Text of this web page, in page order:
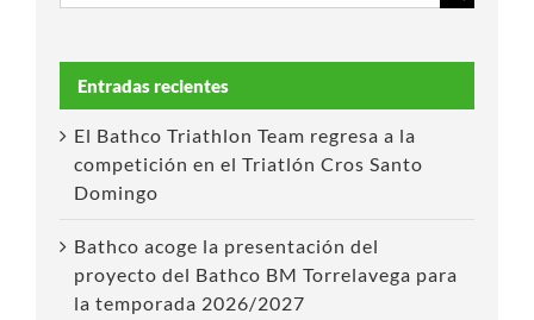
Entradas recientes
El Bathco Triathlon Team regresa a la
competición en el Triatlón Cros Santo
Domingo
Bathco acoge la presentación del
proyecto del Bathco BM Torrelavega para
la temporada 2026/2027